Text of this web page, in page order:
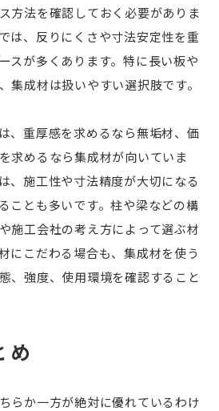
方法を確認しておく必要がありま
は、反りにくさや寸法安定性を重
スが多くあります。特に長い板や
集成材は扱いやすい選択肢です。
、重厚感を求めるなら無垢材、価
求めるなら集成材が向いていま
、施工性や寸法精度が大切になる
ことも多いです。柱や梁などの構
施工会社の考え方によって選ぶ材
にこだわる場合も、集成材を使う
、強度、使用環境を確認すること
め
らか一方が絶対に優れているわけ